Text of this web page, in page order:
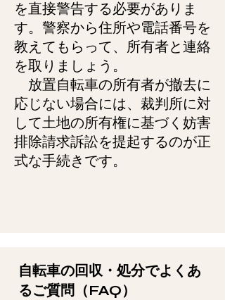
を直接警告する必要がありま
す。警察から住所や電話番号を
教えてもらって、所有者と連絡
を取りましょう。
放置自転車の所有者が撤去に
応じない場合には、裁判所に対
して土地の所有権に基づく妨害
排除請求訴訟を提起するのが正
式な手続きです。
自転車の回収・処分でよくあ
るご質問（FAQ）